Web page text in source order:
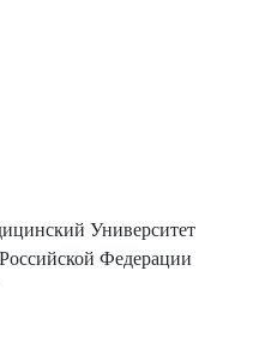
Университет
Федерации